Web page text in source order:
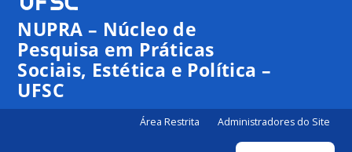
NUPRA – Núcleo de
Pesquisa em Práticas
Sociais, Estética e Política –
UFSC
Área Restrita Administradores do Site